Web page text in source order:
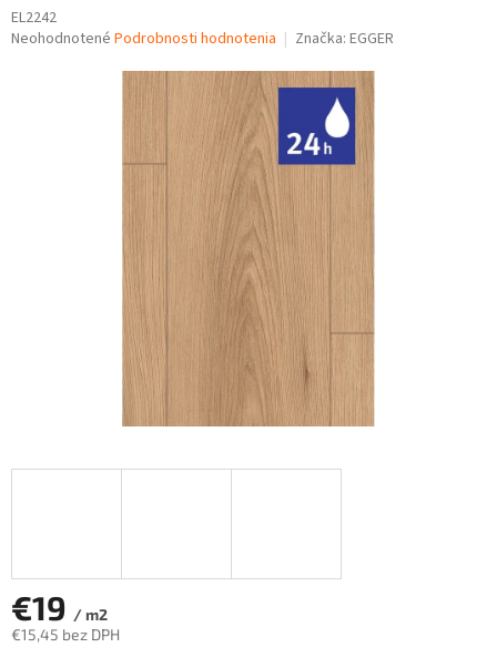
EL2242
Priemerné
Neohodnotené Podrobnosti hodnotenia Značka: EGGER
€19 / m2
€15,45 bez DPH